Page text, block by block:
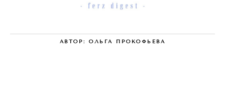
АВТОР: ОЛЬГА ПРОКОФЬЕВА